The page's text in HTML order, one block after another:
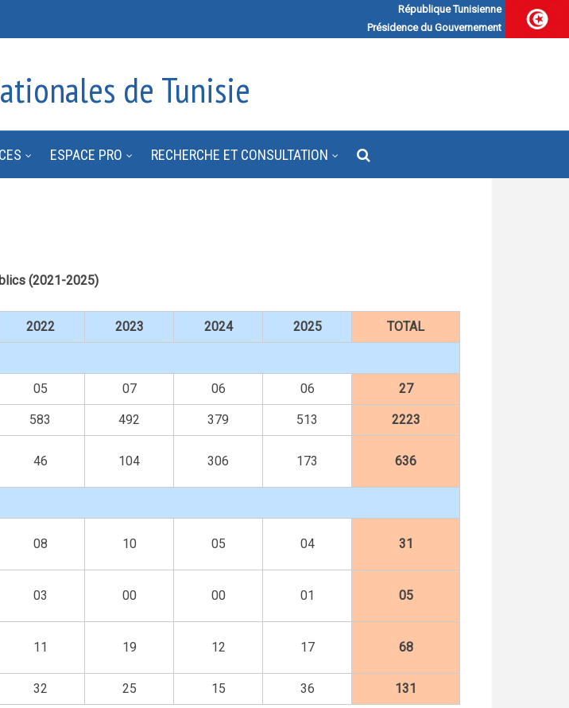
République Tunisienne
Présidence du Gouvernement
de Tunisie
ESPACE PRO RECHERCHE ET CONSULTATION
(2021-2025)
2022 2023 2024 2025 TOTAL
05 07 06 06 27
583 492 379 513 2223
46 104 306 173 636
08 10 05 04 31
03 00 00 01 05
11 19 12 17 68
32 25 15 36 131